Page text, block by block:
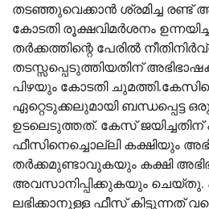
തടഞ്ഞുവെക്കാൻ ശ്രമിച്ച രണ്ട്
കോടതി രൂക്ഷവിമർശനം
തർക്കത്തിന്റെ പേരില്‍
തടസ്സപ്പെടുത്തിയതിന്
പിഴയും കോടതി
ഏറ്റെടുക്കലുമായി ബന്ധപ്പെട്ട
ഉടലെടുത്തത്. കേസ് ജയിച്ചതിന്
ഫീസിനെച്ചൊല്ലി കക്ഷിയും
തർക്കമുണ്ടാവുകയും കക്ഷി
അവസാനിപ്പിക്കുകയും ചെയ്തു.
ലഭിക്കാനുള്ള ഫീസ് കിട്ടുന്നത്